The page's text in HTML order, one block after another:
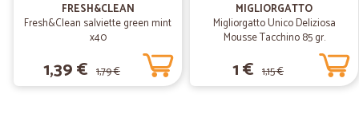
FRESH&CLEAN
Fresh&Clean salviette green mint
x40
1,39 € 1,79 €
MIGLIORGATTO
Migliorgatto Unico Deliziosa
Mousse Tacchino 85 gr.
1 € 1,15 €